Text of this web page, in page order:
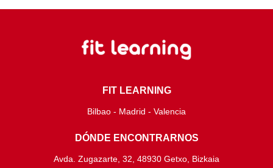
FIT LEARNING
Bilbao - Madrid - Valencia
DÓNDE ENCONTRARNOS
Avda. Zugazarte, 32, 48930 Getxo, Bizkaia